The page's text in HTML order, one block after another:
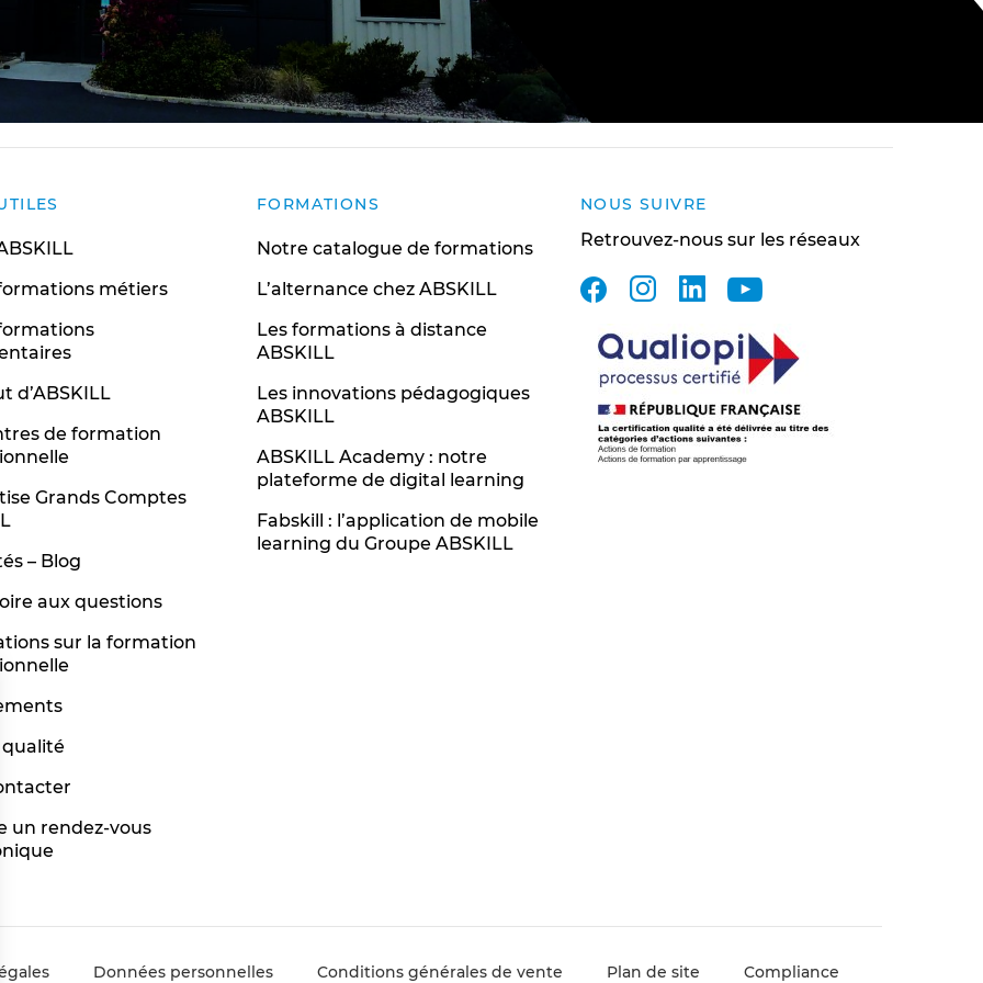
métiers
d’ABSKILL
de formation
Grands Comptes
– Blog
aux questions
sur la formation
qualité
un rendez-vous
FORMATIONS
Notre catalogue de formations
L’alternance chez ABSKILL
Les formations à distance
ABSKILL
Les innovations pédagogiques
ABSKILL
ABSKILL Academy : notre
plateforme de digital learning
Fabskill : l’application de mobile
learning du Groupe ABSKILL
NOUS SUIVRE
Retrouvez-nous sur les réseaux
facebook instagram linkedin youtube
Données personnelles Conditions générales de vente Plan de site Compliance